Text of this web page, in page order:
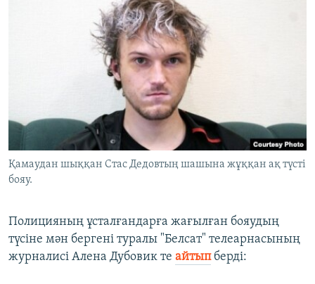
Қамаудан шыққан Стас Дедовтың шашына жұққан ақ түсті
бояу.
Полицияның ұсталғандарға жағылған бояудың
түсіне мән бергені туралы "Белсат" телеарнасының
журналисі Алена Дубовик те айтыпберді: